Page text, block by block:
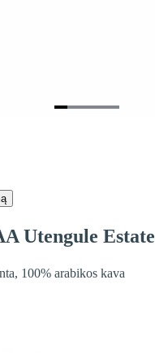
Utengule Estate
100% arabikos kava